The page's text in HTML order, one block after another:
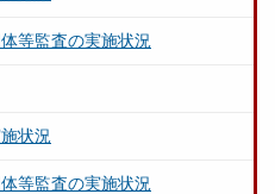
等監査の実施状況
状況
等監査の実施状況